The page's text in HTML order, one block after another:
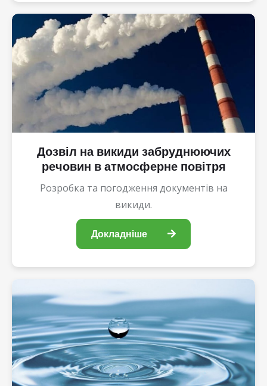
Дозвіл на викиди забруднюючих
речовин в атмосферне повітря
Розробка та погодження документів на
викиди.
Докладніше